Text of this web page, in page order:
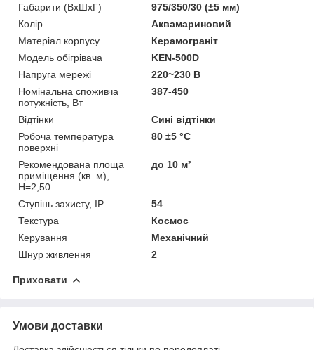
Габарити (ВхШхГ)
975/350/30 (±5 мм)
Колір
Аквамариновий
Матеріал корпусу
Керамограніт
Модель обігрівача
KEN-500D
Напруга мережі
220~230 В
Номінальна споживча
потужність, Вт
387-450
Відтінки
Сині відтінки
Робоча температура
поверхні
80 ±5 °С
Рекомендована площа
приміщення (кв. м),
H=2,50
до 10 м²
Ступінь захисту, IP
54
Текстура
Космос
Керування
Механічний
Шнур живлення
2
Приховати
Умови доставки